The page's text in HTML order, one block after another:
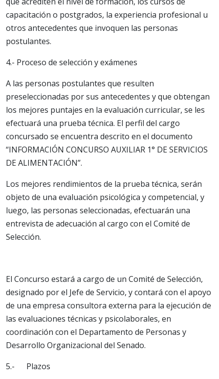
capacitación o postgrados, la experiencia profesional u
otros antecedentes que invoquen las personas
postulantes.
4.- Proceso de selección y exámenes
A las personas postulantes que resulten
preseleccionadas por sus antecedentes y que obtengan
los mejores puntajes en la evaluación curricular, se les
efectuará una prueba técnica. El perfil del cargo
concursado se encuentra descrito en el documento
“INFORMACIÓN CONCURSO AUXILIAR 1° DE SERVICIOS
DE ALIMENTACIÓN”.
Los mejores rendimientos de la prueba técnica, serán
objeto de una evaluación psicológica y competencial, y
luego, las personas seleccionadas, efectuarán una
entrevista de adecuación al cargo con el Comité de
Selección.
El Concurso estará a cargo de un Comité de Selección,
designado por el Jefe de Servicio, y contará con el apoyo
de una empresa consultora externa para la ejecución de
las evaluaciones técnicas y psicolaborales, en
coordinación con el Departamento de Personas y
Desarrollo Organizacional del Senado.
5.- Plazos